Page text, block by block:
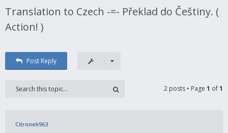
Translation to Czech -=- Překlad do Češtiny. (
Action! )
Post Reply
2 posts • Page 1 of1
Citronek963